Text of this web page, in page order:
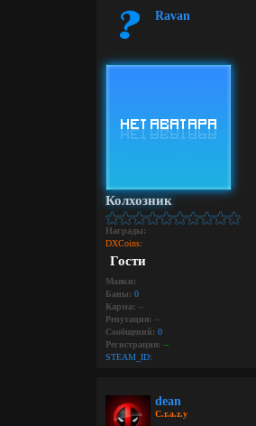
Ravan
Колхозник
Награды:
DXCoins:
Гости
Маяки:
Баны: 0
Карма: --
Репутация: --
Сообщений: 0
Регистрация: --
STEAM_ID:
dean
C.r.a.z.y